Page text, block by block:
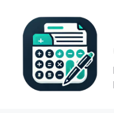
contenu